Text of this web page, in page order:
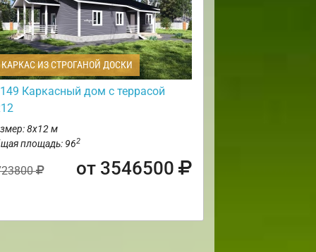
ИЗ СТРОГАНОЙ ДОСКИ
Каркасный дом с террасой
8х12 м
площадь: 962
от 3546500